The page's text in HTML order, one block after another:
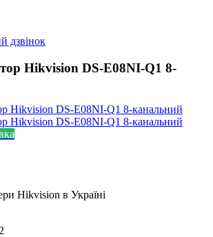
дзвінок
Hikvision DS-E08NI-Q1 8-
Hikvision в Україні